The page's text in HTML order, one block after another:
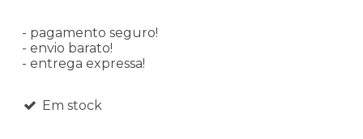
- pagamento seguro!
- envio barato!
- entrega expressa!
Em stock